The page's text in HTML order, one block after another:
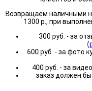
Возвращаем наличными
1300 р., при
300 руб. - за
(
600 руб. - за фото
400 руб. - за
заказ должен